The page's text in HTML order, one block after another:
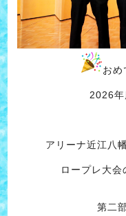
おめ
2026年
アリーナ近江八
ロープレ大会
第二